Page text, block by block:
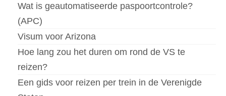
Wat is geautomatiseerde paspoortcontrole?
(APC)
Visum voor Arizona
Hoe lang zou het duren om rond de VS te
reizen?
Een gids voor reizen per trein in de Verenigde